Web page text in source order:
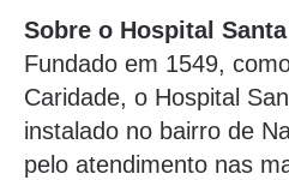
Sobre o Hospital Santa
Fundado em 1549,
Caridade, o Hospital
instalado no bairro de
pelo atendimento nas